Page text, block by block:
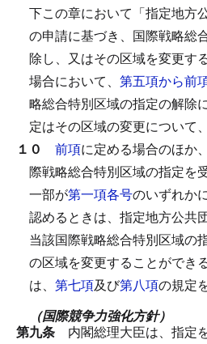
下この章において「指定地方
の申請に基づき、国際戦略総
除し、又はその区域を変更す
場合において、 第五項から前
略総合特別区域の指定の解除
定はその区域の変更について
１０ 前項に定める場合のほか
際戦略総合特別区域の指定を
一部が第一項各号のいずれか
認めるときは、指定地方公共
当該国際戦略総合特別区域の
の区域を変更することができる
は、 第七項及び第八項の規定
（国際競争力強化方針）
第九条 内閣総理大臣は、指定